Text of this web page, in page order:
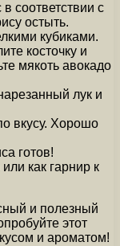
соответствии с
остыть.
кубиками.
косточку и
мякоть авокадо
лук и
вкусу. Хорошо
готов!
как гарнир к
и полезный
этот
и ароматом!